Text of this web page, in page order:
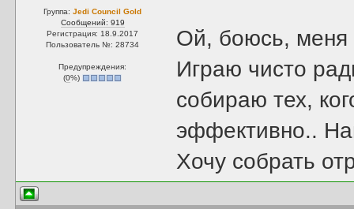
Группа:Jedi Council Gold
Сообщений: 919
Регистрация: 18.9.2017
Пользователь №: 28734
Предупреждения:
(0%)
Ой, боюсь, меня
Играю чисто
собираю тех,
эффективно..
Хочу собрать